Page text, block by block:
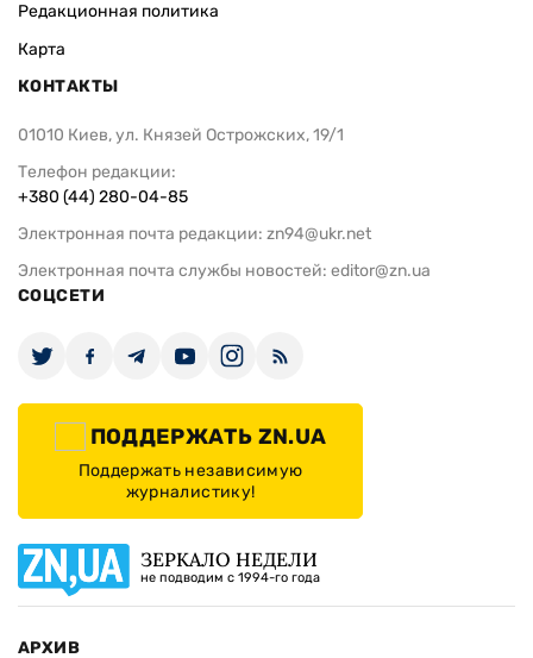
Редакционная политика
Карта
КОНТАКТЫ
01010 Киев, ул. Князей Острожских, 19/1
Телефон редакции:
+380 (44) 280-04-85
Электронная почта редакции: zn94@ukr.net
Электронная почта службы новостей: editor@zn.ua
СОЦСЕТИ
ПОДДЕРЖАТЬ ZN.UA
Поддержать независимую
журналистику!
ЗЕРКАЛО НЕДЕЛИ
не подводим с 1994-го года
АРХИВ